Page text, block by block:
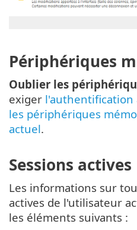
Périphériques
Oublier les
exiger l'authentification
les périphériques
actuel.
Sessions actives
Les informations sur
actives de l'utilisateur
les éléments suivants :